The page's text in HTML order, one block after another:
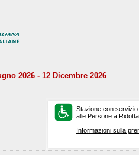
2026 - 12 Dicembre 2026
Stazione con
alle Persone a
Informazioni sulla